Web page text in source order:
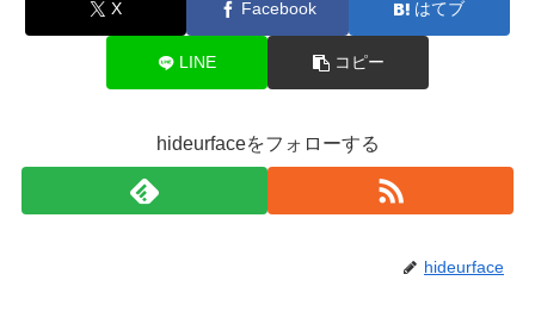
X Facebook はてブ
LINE コピー
hideurfaceをフォローする
hideurface